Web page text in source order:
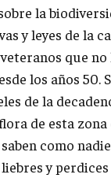
la
y leyes de la
que no
los años 50.
de la
de esta
como
y